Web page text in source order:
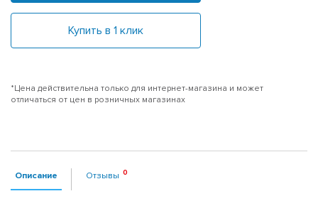
Купить в 1 клик
*Цена действительна только для интернет-магазина и может
отличаться от цен в розничных магазинах
Описание Отзывы